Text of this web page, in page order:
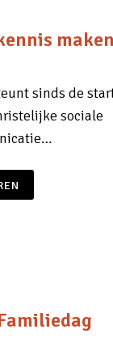
maken
sinds de
sociale